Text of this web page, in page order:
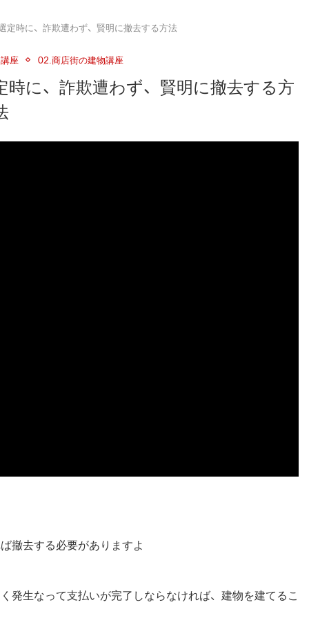
定時に、詐欺遭わず、賢明に撤去する方法
座 02.商店街の建物講座
時に、詐欺遭わず、賢明に撤去する方
撤去する必要がありますよ
発生なって支払いが完了しならなければ、建物を建てるこ